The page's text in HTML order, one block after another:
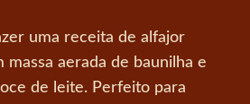
uma receita de alfajor
massa aerada de baunilha e
de leite. Perfeito para